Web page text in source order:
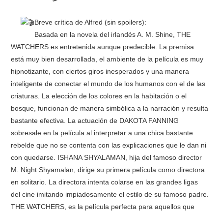
Breve crítica de Alfred (sin spoilers):
Basada en la novela del irlandés A. M. Shine, THE
WATCHERS es entretenida aunque predecible. La premisa
está muy bien desarrollada, el ambiente de la película es muy
hipnotizante, con ciertos giros inesperados y una manera
inteligente de conectar el mundo de los humanos con el de las
criaturas. La elección de los colores en la habitación o el
bosque, funcionan de manera simbólica a la narración y resulta
bastante efectiva. La actuación de DAKOTA FANNING
sobresale en la película al interpretar a una chica bastante
rebelde que no se contenta con las explicaciones que le dan ni
con quedarse. ISHANA SHYALAMAN, hija del famoso director
M. Night Shyamalan, dirige su primera película como directora
en solitario. La directora intenta colarse en las grandes ligas
del cine imitando impiadosamente el estilo de su famoso padre.
THE WATCHERS, es la película perfecta para aquellos que